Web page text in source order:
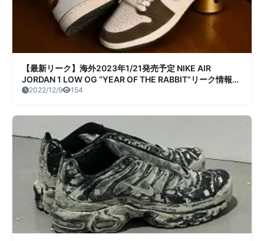
【最新リーク】海外2023年1/21発売予定 NIKE AIR
JORDAN 1 LOW OG “YEAR OF THE RABBIT”リーク情報ま
とめ2022/12/9 154